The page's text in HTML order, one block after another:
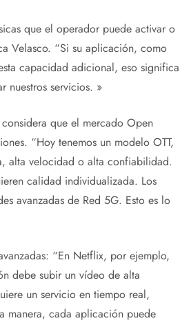
que el operador puede activar o
Velasco. “Si su aplicación, como
capacidad adicional, eso significa
nuestros servicios. »
que el mercado Open
“Hoy tenemos un modelo OTT,
alta velocidad o alta confiabilidad.
calidad individualizada. Los
avanzadas de Red 5G. Esto es lo
“En Netflix, por ejemplo,
debe subir un vídeo de alta
un servicio en tiempo real,
manera, cada aplicación puede